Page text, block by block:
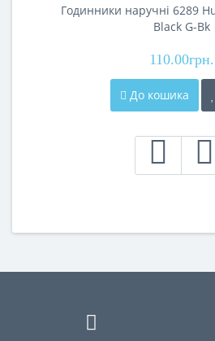
Годинники наручні 6289
Black G-Bk
110.00грн.
До кошика